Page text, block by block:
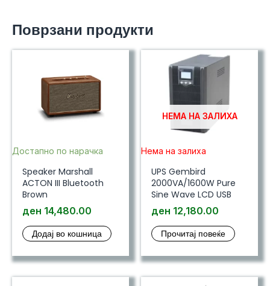
Поврзани продукти
Достапно по нарачка
Speaker Marshall
ACTON III Bluetooth
Brown
ден 14,480.00
Додај во кошница
НЕМА НА ЗАЛИХА
Нема на залиха
UPS Gembird
2000VA/1600W Pure
Sine Wave LCD USB
ден 12,180.00
Прочитај повеќе